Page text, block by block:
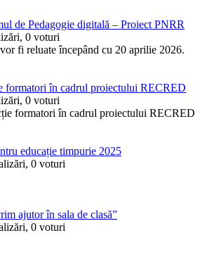
de Pedagogie digitală – Proiect PNRR
0 voturi
fi reluate începând cu 20 aprilie 2026.
formatori în cadrul proiectului RECRED
0 voturi
formatori în cadrul proiectului RECRED
educație timpurie 2025
0 voturi
ajutor în sala de clasă”
0 voturi